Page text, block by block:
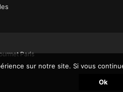
Paris
sur notre site. Si vous
Ok